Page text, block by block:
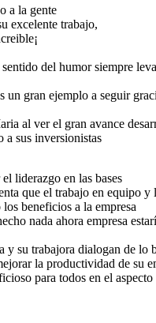
a la gente
excelente trabajo,
sentido del humor siempre
un gran ejemplo a seguir
al ver el gran avance
a sus inversionistas
liderazgo en las bases
que el trabajo en equipo
beneficios a la empresa
nada ahora empresa
y su trabajora dialogan de lo
la productividad de su
para todos en el